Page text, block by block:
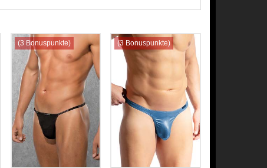
(3 Bonuspunkte) (3 Bonuspunkte)